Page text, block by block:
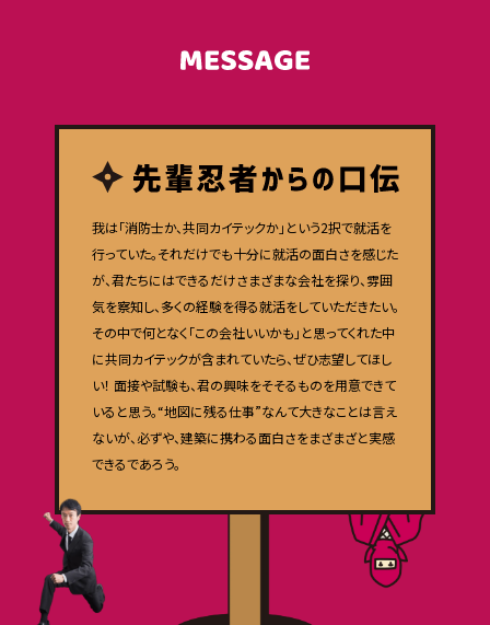
我は「消防士か、共同カイテックか」という2択で就活を
行っていた。それだけでも十分に就活の面白さを感じた
が、君たちにはできるだけさまざまな会社を探り、雰囲
気を察知し、多くの経験を得る就活をしていただきたい。
その中で何となく「この会社いいかも」と思ってくれた中
に共同カイテックが含まれていたら、ぜひ志望してほし
い！ 面接や試験も、君の興味をそそるものを用意できて
いると思う。“地図に残る仕事”なんて大きなことは言え
ないが、必ずや、建築に携わる面白さをまざまざと実感
できるであろう。